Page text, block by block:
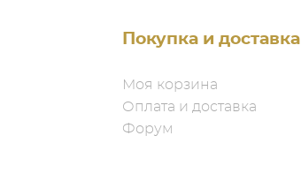
Покупка и доставка
Моя корзина
Оплата и доставка
Форум